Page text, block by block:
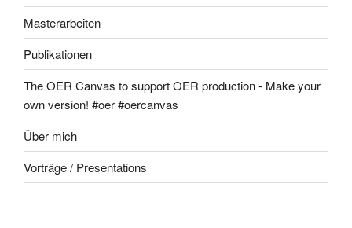
Masterarbeiten
Publikationen
The OER Canvas to support OER production - Make your
own version! #oer #oercanvas
Über mich
Vorträge / Presentations